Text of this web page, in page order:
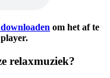
om het af te
relaxmuziek?